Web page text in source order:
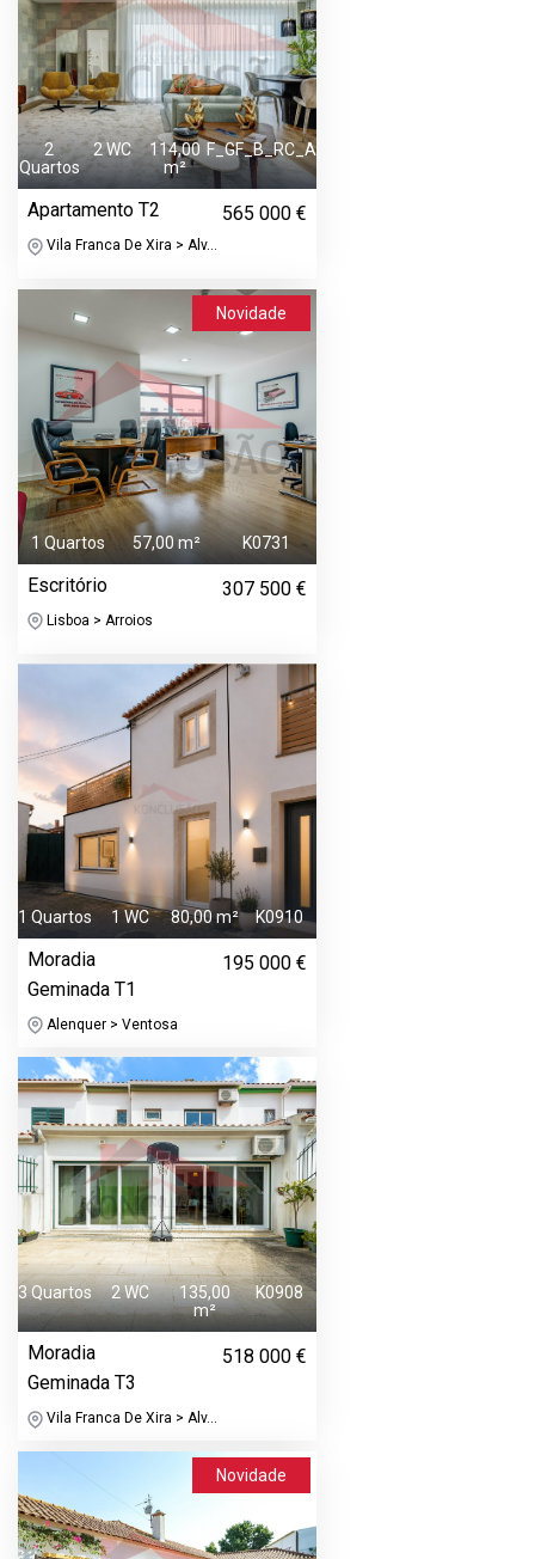
2
Quartos
2 WC
114,00
m²
F_GF_B_RC_A
Apartamento T2 565 000 €
Vila Franca De Xira > Alv...
Novidade
1 Quartos 57,00 m² K0731
Escritório 307 500 €
Lisboa > Arroios
1 Quartos 1 WC 80,00 m² K0910
Moradia
Geminada T1
195 000 €
Alenquer > Ventosa
3 Quartos 2 WC
135,00
m²
K0908
Moradia
Geminada T3
518 000 €
Vila Franca De Xira > Alv...
Novidade